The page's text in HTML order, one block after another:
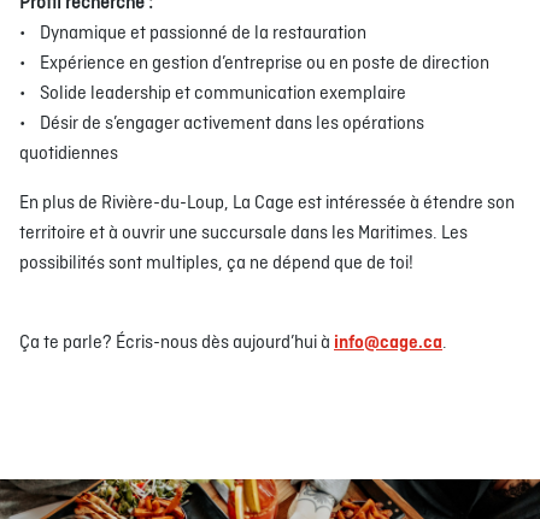
• Dynamique et passionné de la restauration
• Expérience en gestion d’entreprise ou en poste de direction
• Solide leadership et communication exemplaire
• Désir de s’engager activement dans les opérations
quotidiennes
En plus de Rivière-du-Loup, La Cage est intéressée à étendre son
territoire et à ouvrir une succursale dans les Maritimes. Les
possibilités sont multiples, ça ne dépend que de toi!
Ça te parle? Écris-nous dès aujourd’hui à info@cage.ca.